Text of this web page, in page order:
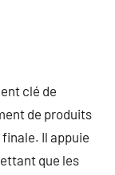
clé de
de produits
Il appuie
que les